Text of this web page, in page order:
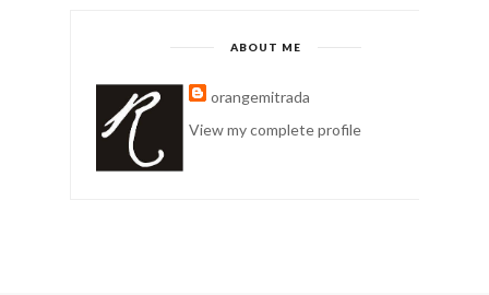
ABOUT ME
orangemitrada
View my complete profile